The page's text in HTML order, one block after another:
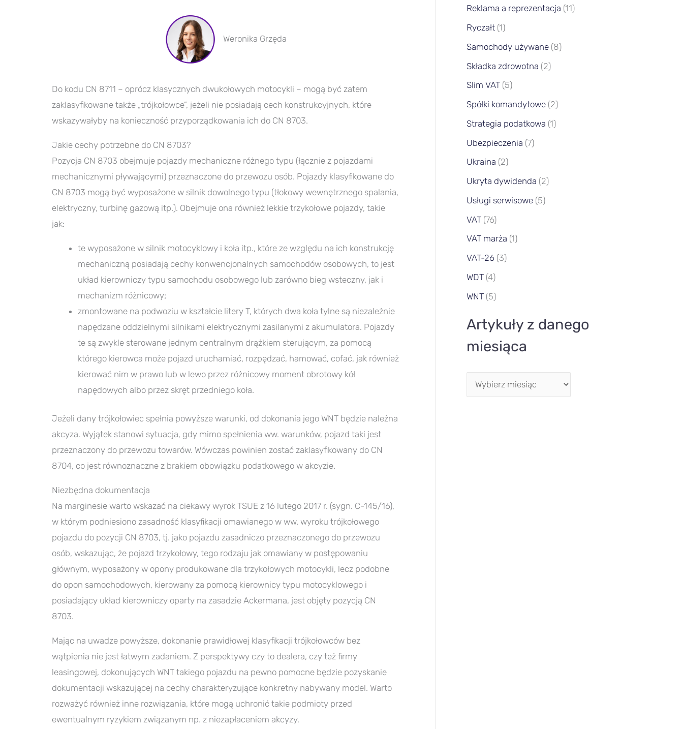
Weronika Grzęda
Do kodu CN 8711 – oprócz klasycznych dwukołowych motocykli – mogą być zatem
zaklasyfikowane także „trójkołowce”, jeżeli nie posiadają cech konstrukcyjnych, które
wskazywałyby na konieczność przyporządkowania ich do CN 8703.
Jakie cechy potrzebne do CN 8703?
Pozycja CN 8703 obejmuje pojazdy mechaniczne różnego typu (łącznie z pojazdami
mechanicznymi pływającymi) przeznaczone do przewozu osób. Pojazdy klasyfikowane do
CN 8703 mogą być wyposażone w silnik dowolnego typu (tłokowy wewnętrznego spalania,
elektryczny, turbinę gazową itp.). Obejmuje ona również lekkie trzykołowe pojazdy, takie
jak:
te wyposażone w silnik motocyklowy i koła itp., które ze względu na ich konstrukcję
mechaniczną posiadają cechy konwencjonalnych samochodów osobowych, to jest
układ kierowniczy typu samochodu osobowego lub zarówno bieg wsteczny, jak i
mechanizm różnicowy;
zmontowane na podwoziu w kształcie litery T, których dwa koła tylne są niezależnie
napędzane oddzielnymi silnikami elektrycznymi zasilanymi z akumulatora. Pojazdy
te są zwykle sterowane jednym centralnym drążkiem sterującym, za pomocą
którego kierowca może pojazd uruchamiać, rozpędzać, hamować, cofać, jak również
kierować nim w prawo lub w lewo przez różnicowy moment obrotowy kół
napędowych albo przez skręt przedniego koła.
Jeżeli dany trójkołowiec spełnia powyższe warunki, od dokonania jego WNT będzie należna
akcyza. Wyjątek stanowi sytuacja, gdy mimo spełnienia ww. warunków, pojazd taki jest
przeznaczony do przewozu towarów. Wówczas powinien zostać zaklasyfikowany do CN
8704, co jest równoznaczne z brakiem obowiązku podatkowego w akcyzie.
Niezbędna dokumentacja
Na marginesie warto wskazać na ciekawy wyrok TSUE z 16 lutego 2017 r. (sygn. C-145/16),
w którym podniesiono zasadność klasyfikacji omawianego w ww. wyroku trójkołowego
pojazdu do pozycji CN 8703, tj. jako pojazdu zasadniczo przeznaczonego do przewozu
osób, wskazując, że pojazd trzykołowy, tego rodzaju jak omawiany w postępowaniu
głównym, wyposażony w opony produkowane dla trzykołowych motocykli, lecz podobne
do opon samochodowych, kierowany za pomocą kierownicy typu motocyklowego i
posiadający układ kierowniczy oparty na zasadzie Ackermana, jest objęty pozycją CN
8703.
Mając na uwadze powyższe, dokonanie prawidłowej klasyfikacji trójkołowców bez
wątpienia nie jest łatwym zadaniem. Z perspektywy czy to dealera, czy też firmy
leasingowej, dokonujących WNT takiego pojazdu na pewno pomocne będzie pozyskanie
dokumentacji wskazującej na cechy charakteryzujące konkretny nabywany model. Warto
rozważyć również inne rozwiązania, które mogą uchronić takie podmioty przed
ewentualnym ryzykiem związanym np. z niezapłaceniem akcyzy.
Reklama a reprezentacja (11)
Ryczałt(1)
Samochody używane(8)
Składka zdrowotna (2)
Slim VAT(5)
Spółki komandytowe(2)
Strategia podatkowa (1)
Ubezpieczenia (7)
Ukraina (2)
Ukryta dywidenda (2)
Usługi serwisowe(5)
VAT(76)
VAT marża (1)
VAT-26(3)
WDT(4)
WNT(5)
Artykuły z danego
miesiąca